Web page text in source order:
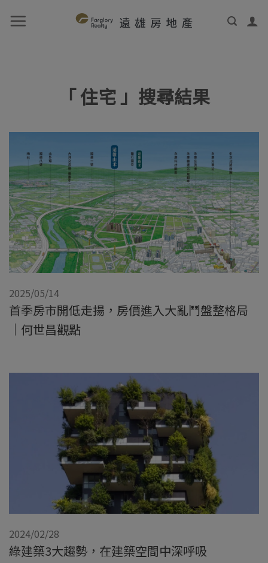
「 住宅 」搜尋結果
2025/05/14
首季房市開低走揚，房價進入大亂鬥盤整格局
｜何世昌觀點
2024/02/28
綠建築3大趨勢，在建築空間中深呼吸